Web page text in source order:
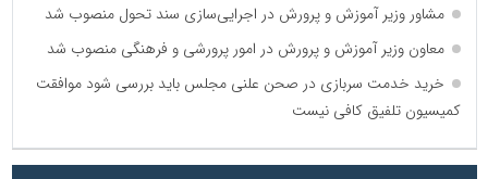
مشاور وزیر آموزش و پرورش در اجرایی‌سازی سند تحول منصوب شد
معاون وزیر آموزش و پرورش در امور پرورشی و فرهنگی منصوب شد
خرید خدمت سربازی در صحن علنی مجلس باید بررسی شود موافقت
کمیسیون تلفیق کافی نیست